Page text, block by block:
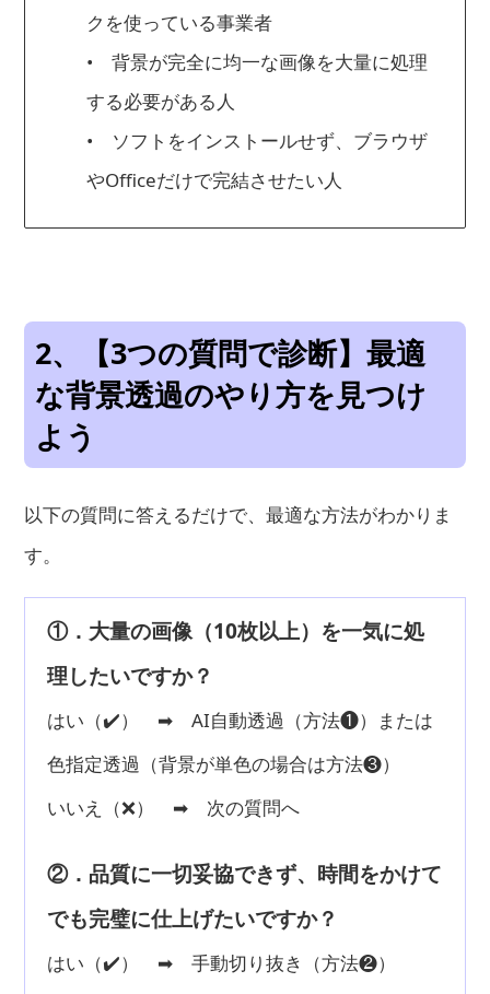
クを使っている事業者
• 背景が完全に均一な画像を大量に処理
する必要がある人
• ソフトをインストールせず、ブラウザ
やOfficeだけで完結させたい人
2、【3つの質問で診断】最適
な背景透過のやり方を見つけ
よう
以下の質問に答えるだけで、最適な方法がわかりま
す。
①．大量の画像（10枚以上）を一気に処
理したいですか？
はい（✔️） ➡ AI自動透過（方法❶）または
色指定透過（背景が単色の場合は方法❸）
いいえ（❌） ➡ 次の質問へ
②．品質に一切妥協できず、時間をかけて
でも完璧に仕上げたいですか？
はい（✔️） ➡ 手動切り抜き（方法❷）